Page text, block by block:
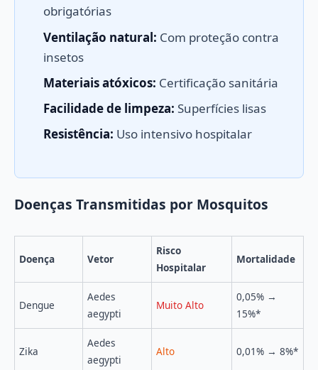
obrigatórias
Ventilação natural: Com proteção contra
insetos
Materiais atóxicos: Certificação sanitária
Facilidade de limpeza: Superfícies lisas
Resistência: Uso intensivo hospitalar
Doenças Transmitidas por Mosquitos
Doença Vetor
Risco
Hospitalar
Mortalidade
Dengue
Aedes
aegypti
Muito Alto
0,05% →
15%*
Zika
Aedes
aegypti
Alto 0,01% → 8%*